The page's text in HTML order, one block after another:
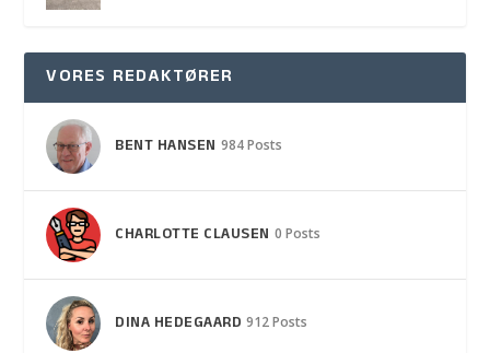
VORES REDAKTØRER
BENT HANSEN 984 Posts
CHARLOTTE CLAUSEN 0 Posts
DINA HEDEGAARD 912 Posts